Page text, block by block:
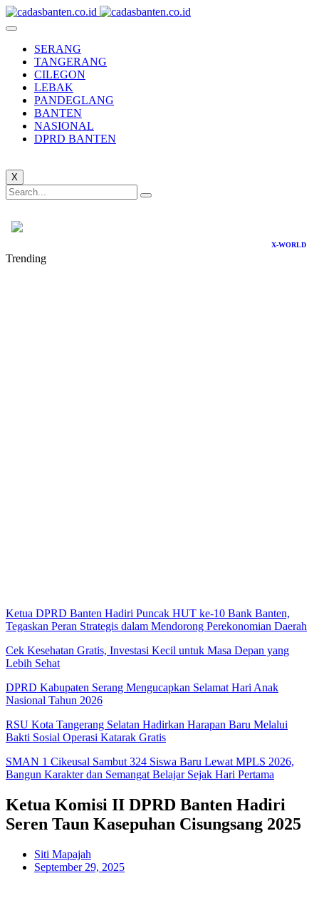
SERANG
TANGERANG
CILEGON
LEBAK
PANDEGLANG
BANTEN
NASIONAL
DPRD BANTEN
X
X-WORLD
Trending
Ketua DPRD Banten Hadiri Puncak HUT ke-10 Bank Banten,
Tegaskan Peran Strategis dalam Mendorong Perekonomian Daerah
Cek Kesehatan Gratis, Investasi Kecil untuk Masa Depan yang
Lebih Sehat
DPRD Kabupaten Serang Mengucapkan Selamat Hari Anak
Nasional Tahun 2026
RSU Kota Tangerang Selatan Hadirkan Harapan Baru Melalui
Bakti Sosial Operasi Katarak Gratis
SMAN 1 Cikeusal Sambut 324 Siswa Baru Lewat MPLS 2026,
Bangun Karakter dan Semangat Belajar Sejak Hari Pertama
Ketua Komisi II DPRD Banten Hadiri
Seren Taun Kasepuhan Cisungsang 2025
Siti Mapajah
September 29, 2025